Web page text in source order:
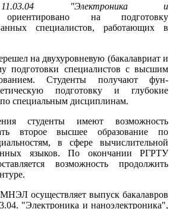
11.03.04 "Электроника и
на подготовку
специалистов, работающих в
на двухуровневую (бакалавриат и
подготовки специалистов с высшим
Студенты получают фун­
подготовку и глубокие
по специальным дисциплинам.
студенты имеют возможность
второе высшее образование по
в сфере вычислительной
языков. По окончании РГРТУ
возможность продолжить
осуществляет выпуск бакалавров
"Электроника и наноэлектроника",